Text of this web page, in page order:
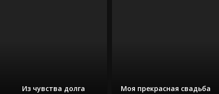
Из чувства долга Моя прекрасная свадьба